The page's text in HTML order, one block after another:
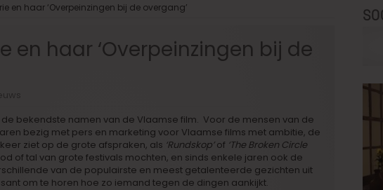
en haar ‘Overpeinzingen bij de overgang’
en haar ‘Overpeinzingen bij de
de bekendste namen van de Vlaamse film. Voor de mensen van de
bezig met pers en marketing voor Vlaamse films met ambitie, de
ziet op de grote afspraken, als ‘Rundskop’of ‘The Broken Circle
of tal van grote festivals mochten, en sinds enkele jaren ook de
van de populairste en meest getalenteerde gezichten uit
om te horen hoe zo iemand tegen de dingen aankijkt.